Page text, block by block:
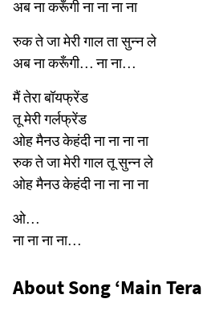
अब ना करूँगी ना ना ना ना
रुक ते जा मेरी गाल ता सुन्न ले
अब ना करूँगी… ना ना…
मैं तेरा बॉयफ्रेंड
तू मेरी गर्लफ्रेंड
ओह मैनउ केहंदी ना ना ना ना
रुक ते जा मेरी गाल तू सुन्न ले
ओह मैनउ केहंदी ना ना ना ना
ओ…
ना ना ना ना…
About Song ‘Main